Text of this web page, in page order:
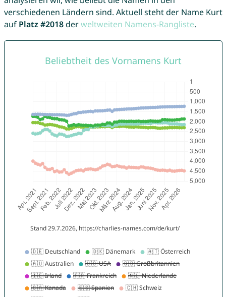
verschiedenen Ländern sind. Aktuell steht der Name Kurt
auf Platz #2018derweltweiten Namens-Rangliste.